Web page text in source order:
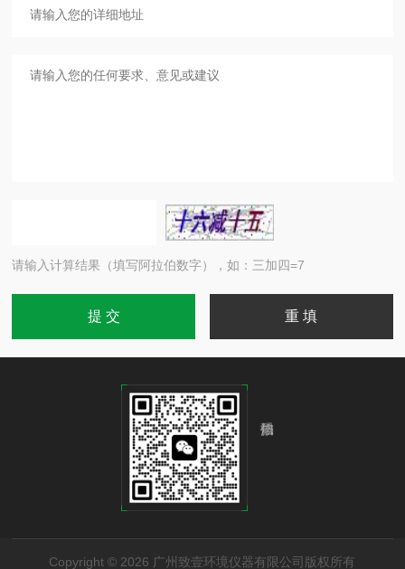
请输入计算结果（填写阿拉伯数字），如：三加四=7
Copyright © 2026 广州致壹环境仪器有限公司版权所有